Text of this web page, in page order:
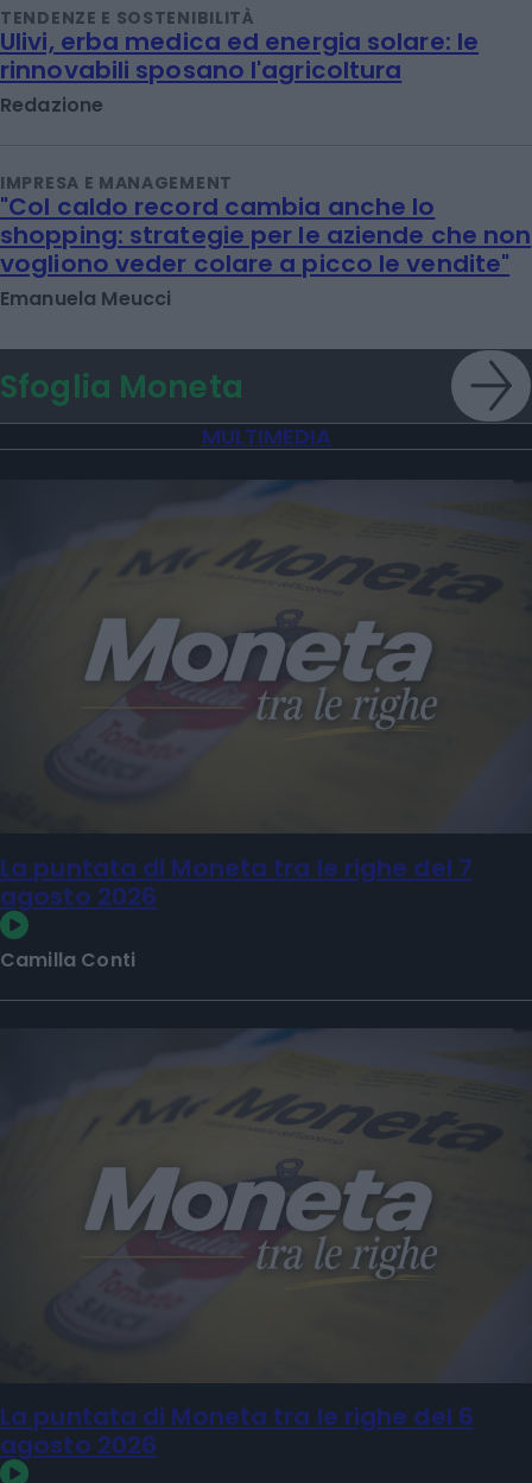
TENDENZE E SOSTENIBILITÀ
Ulivi, erba medica ed energia solare: le
rinnovabili sposano l'agricoltura
Redazione
IMPRESA E MANAGEMENT
"Col caldo record cambia anche lo
shopping: strategie per le aziende che non
vogliono veder colare a picco le vendite"
Emanuela Meucci
Sfoglia Moneta
MULTIMEDIA
La puntata di Moneta tra le righe del 7
agosto 2026
Camilla Conti
La puntata di Moneta tra le righe del 6
agosto 2026